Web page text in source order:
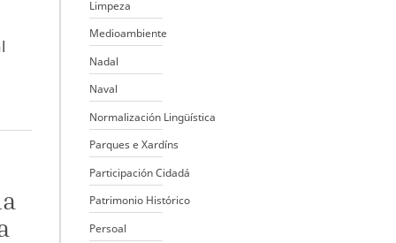
Limpeza
Medioambiente
Nadal
Naval
Normalización Lingüística
Parques e Xardíns
Participación Cidadá
Patrimonio Histórico
Persoal